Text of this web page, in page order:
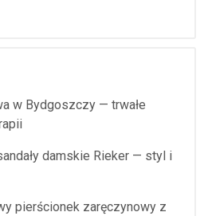
w Bydgoszczy — trwałe
damskie Rieker — styl i
pierścionek zaręczynowy z